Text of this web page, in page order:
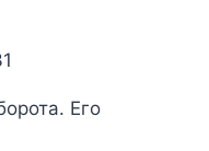
Его